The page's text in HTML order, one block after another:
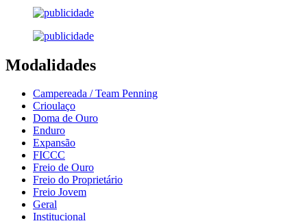
Modalidades
Campereada / Team Penning
Crioulaço
Doma de Ouro
Enduro
Expansão
FICCC
Freio de Ouro
Freio do Proprietário
Freio Jovem
Geral
Institucional